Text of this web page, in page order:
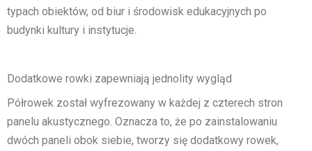
typach obiektów, od biur i środowisk edukacyjnych po
budynki kultury i instytucje.
Dodatkowe rowki zapewniają jednolity wygląd
Półrowek został wyfrezowany w każdej z czterech stron
panelu akustycznego. Oznacza to, że po zainstalowaniu
dwóch paneli obok siebie, tworzy się dodatkowy rowek,